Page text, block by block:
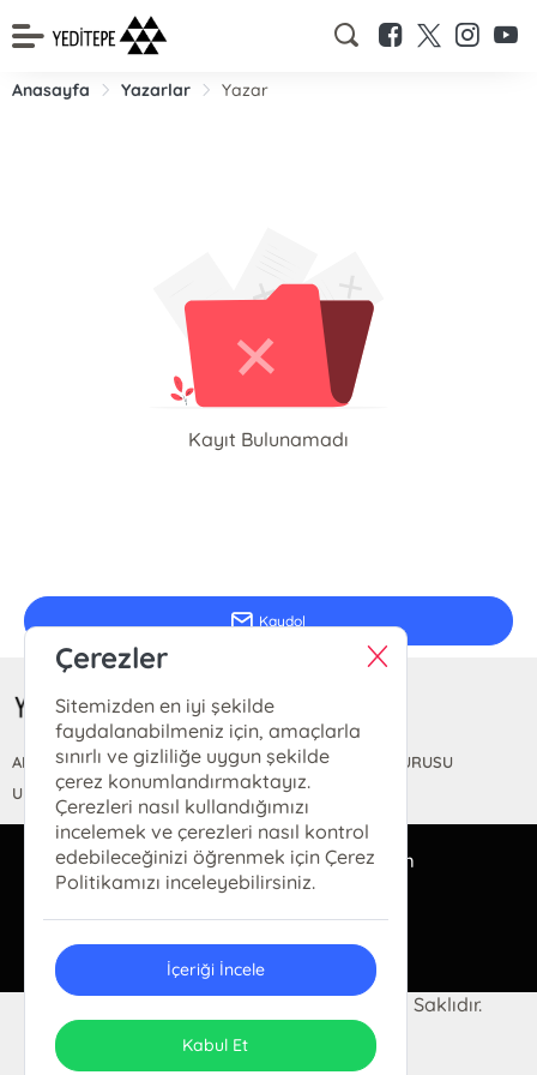
Anasayfa Yazarlar Yazar
Kayıt Bulunamadı
Kaydol
ANASAYFA HAKKIMIZDA FİYAT LİSTESİ
KİTAP BAŞVURUSU
ULUSLARARASI YAYINEVİ BELGESİ
bilgi@yeditepeyayinevi.com
(0212) 528 47 53
© 2024 YEDİTEPE YAYINEVİ Tüm Hakları Saklıdır.
Tasarım & Uygulama
Çerezler
Sitemizden en iyi şekilde
faydalanabilmeniz için, amaçlarla
sınırlı ve gizliliğe uygun şekilde
çerez konumlandırmaktayız.
Çerezleri nasıl kullandığımızı
incelemek ve çerezleri nasıl kontrol
edebileceğinizi öğrenmek için Çerez
Politikamızı inceleyebilirsiniz.
İçeriği İncele
Kabul Et